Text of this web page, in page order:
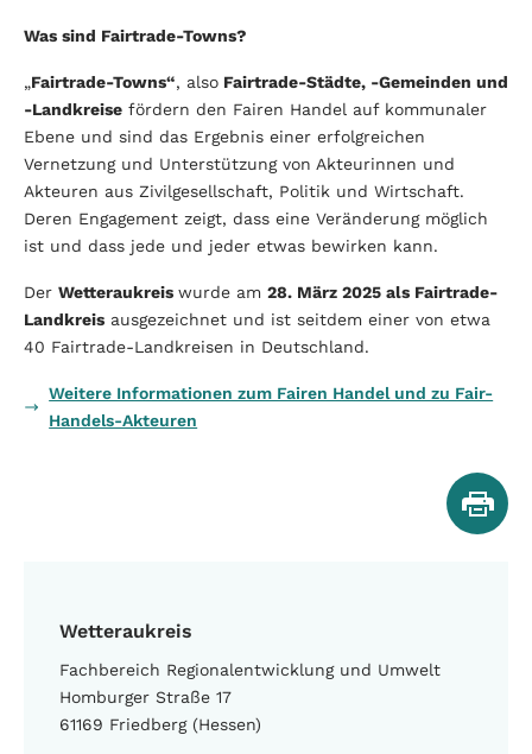
Wetteraukreis
Fachbereich Regionalentwicklung und Umwelt
Homburger Straße 17
61169 Friedberg (Hessen)
Was sind Fairtrade-Towns?
„Fairtrade-Towns“, also Fairtrade-Städte, -Gemeinden und
-Landkreise fördern den Fairen Handel auf kommunaler
Ebene und sind das Ergebnis einer erfolgreichen
Vernetzung und Unterstützung von Akteurinnen und
Akteuren aus Zivilgesellschaft, Politik und Wirtschaft.
Deren Engagement zeigt, dass eine Veränderung möglich
ist und dass jede und jeder etwas bewirken kann.
Der Wetteraukreis wurde am 28. März 2025 als Fairtrade-
Landkreis ausgezeichnet und ist seitdem einer von etwa
40 Fairtrade-Landkreisen in Deutschland.
Weitere Informationen zum Fairen Handel und zu Fair-
Handels-Akteuren